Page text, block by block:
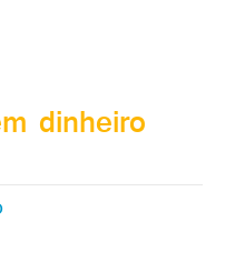
dinheiro